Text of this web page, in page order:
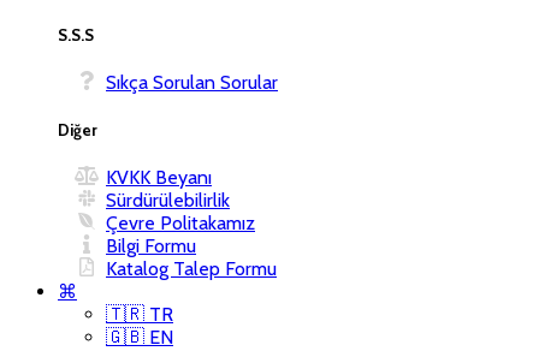
S.S.S
Sıkça Sorulan Sorular
Diğer
KVKK Beyanı
Sürdürülebilirlik
Çevre Politakamız
Bilgi Formu
Katalog Talep Formu
⌘
🇹🇷 TR
🇬🇧 EN